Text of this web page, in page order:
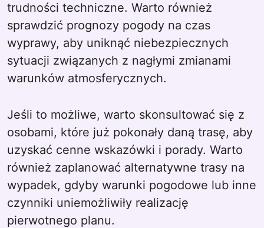
trudności techniczne. Warto również
sprawdzić prognozy pogody na czas
wyprawy, aby uniknąć niebezpiecznych
sytuacji związanych z nagłymi zmianami
warunków atmosferycznych.
Jeśli to możliwe, warto skonsultować się z
osobami, które już pokonały daną trasę, aby
uzyskać cenne wskazówki i porady. Warto
również zaplanować alternatywne trasy na
wypadek, gdyby warunki pogodowe lub inne
czynniki uniemożliwiły realizację
pierwotnego planu.